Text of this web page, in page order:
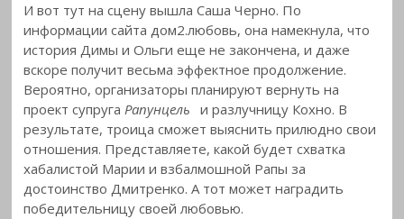
И вот тут на сцену вышла Саша Черно. По
информации сайта дом2.любовь, она намекнула, что
история Димы и Ольги еще не закончена, и даже
вскоре получит весьма эффектное продолжение.
Вероятно, организаторы планируют вернуть на
проект супругаРапунцель
и разлучницу Кохно. В
результате, троица сможет выяснить прилюдно свои
отношения. Представляете, какой будет схватка
хабалистой Марии и взбалмошной Рапы за
достоинство Дмитренко. А тот может наградить
победительницу своей любовью.